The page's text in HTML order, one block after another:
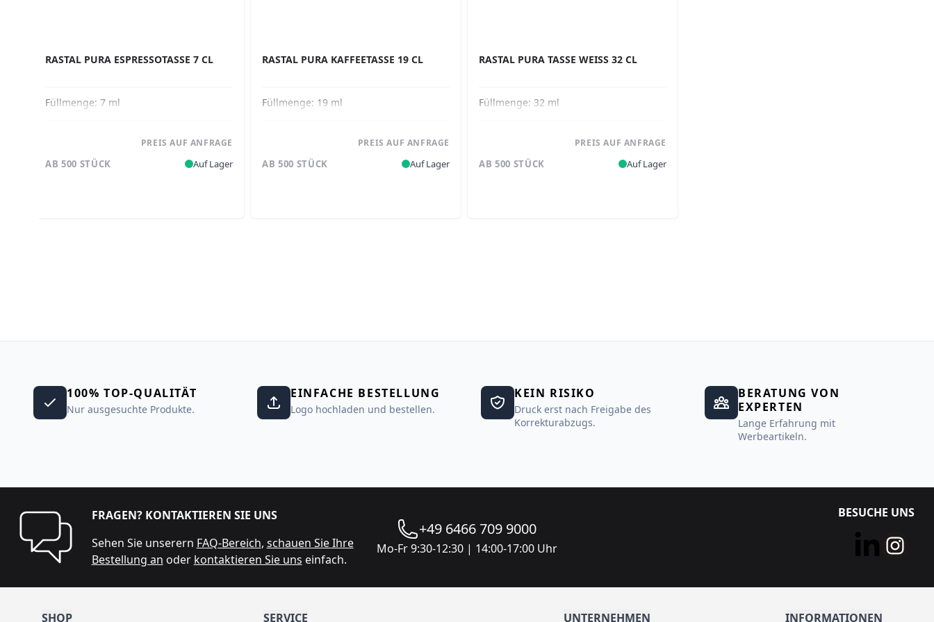
RASTAL PURA ESPRESSOTASSE 7 CL
Füllmenge: 7 ml
PREIS AUF ANFRAGE
AB 500 STÜCK Auf Lager
RASTAL PURA KAFFEETASSE 19 CL
Füllmenge: 19 ml
PREIS AUF ANFRAGE
AB 500 STÜCK Auf Lager
RASTAL PURA TASSE WEISS 32 CL
Füllmenge: 32 ml
PREIS AUF ANFRAGE
AB 500 STÜCK Auf Lager
100% TOP-QUALITÄT
Nur ausgesuchte Produkte.
EINFACHE BESTELLUNG
Logo hochladen und bestellen.
KEIN RISIKO
Druck erst nach Freigabe des
Korrekturabzugs.
BERATUNG VON
EXPERTEN
Lange Erfahrung mit
Werbeartikeln.
FRAGEN? KONTAKTIEREN SIE UNS
Sehen Sie unserern FAQ-Bereich, schauen Sie Ihre
Bestellung an oder kontaktieren Sie uns einfach.
+49 6466 709 9000
Mo-Fr 9:30-12:30 | 14:00-17:00 Uhr
BESUCHE UNS
SHOP SERVICE UNTERNEHMEN INFORMATIONEN